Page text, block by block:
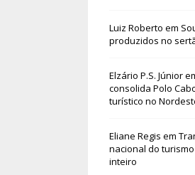
Luiz Roberto em
produzidos no
Elzário P.S. Júnior
consolida Polo
turístico no
Eliane Regis em
nacional do
inteiro